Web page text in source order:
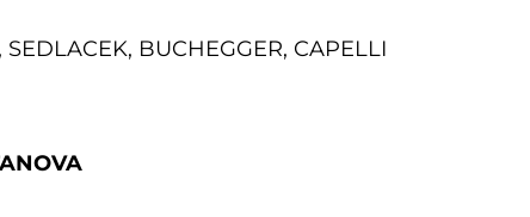
BUCHEGGER, CAPELLI